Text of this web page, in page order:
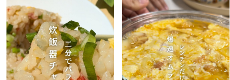
毎日のご飯づくりは大変😵‍💫
何作ろう？のきっかけになれたら嬉しいです
いいね・コメント・DMものすごく嬉しい🙌🏻
気軽にどうぞ🫡
♔∴∵∴♔∴∵∴♔∴∵∴♔∴∵∴♔∴∵∴♔∴∵∴♔∴∵∴♔∴∵∴♔∴∵
#炒飯#時短#3歳#1歳#幼児食#離乳食#食べムラ#子供ご飯#ワンオペ育